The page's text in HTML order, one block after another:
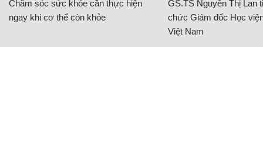
Chăm sóc sức khỏe cần thực hiện
ngay khi cơ thể còn khỏe
GS.TS Nguyễn Thị Lan
chức Giám đốc Học
Việt Nam